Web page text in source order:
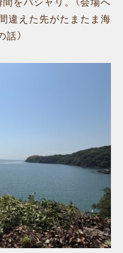
をパシャリ。（会場へ
違えた先がたまたま海
）